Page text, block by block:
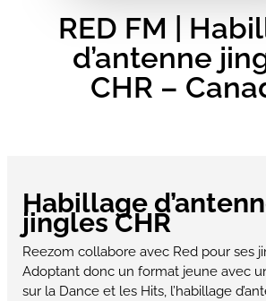
RED FM |
d’antenne
CHR –
Habillage
jingles CHR
Reezom collabore avec Red pour ses
Adoptant donc un format jeune avec
sur la Dance et les Hits, l’habillage